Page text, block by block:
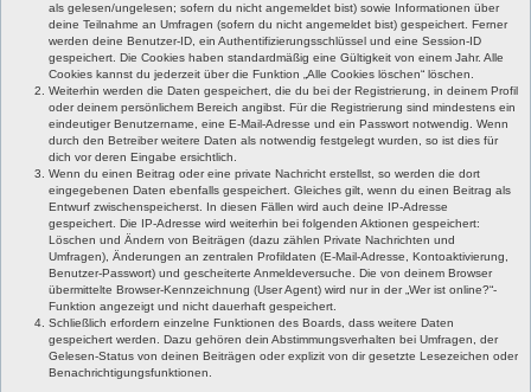
als gelesen/ungelesen; sofern du nicht angemeldet bist) sowie Informationen über
deine Teilnahme an Umfragen (sofern du nicht angemeldet bist) gespeichert. Ferner
werden deine Benutzer-ID, ein Authentifizierungsschlüssel und eine Session-ID
gespeichert. Die Cookies haben standardmäßig eine Gültigkeit von einem Jahr. Alle
Cookies kannst du jederzeit über die Funktion „Alle Cookies löschen“ löschen.
Weiterhin werden die Daten gespeichert, die du bei der Registrierung, in deinem Profil
oder deinem persönlichem Bereich angibst. Für die Registrierung sind mindestens ein
eindeutiger Benutzername, eine E-Mail-Adresse und ein Passwort notwendig. Wenn
durch den Betreiber weitere Daten als notwendig festgelegt wurden, so ist dies für
dich vor deren Eingabe ersichtlich.
Wenn du einen Beitrag oder eine private Nachricht erstellst, so werden die dort
eingegebenen Daten ebenfalls gespeichert. Gleiches gilt, wenn du einen Beitrag als
Entwurf zwischenspeicherst. In diesen Fällen wird auch deine IP-Adresse
gespeichert. Die IP-Adresse wird weiterhin bei folgenden Aktionen gespeichert:
Löschen und Ändern von Beiträgen (dazu zählen Private Nachrichten und
Umfragen), Änderungen an zentralen Profildaten (E-Mail-Adresse, Kontoaktivierung,
Benutzer-Passwort) und gescheiterte Anmeldeversuche. Die von deinem Browser
übermittelte Browser-Kennzeichnung (User Agent) wird nur in der „Wer ist online?“-
Funktion angezeigt und nicht dauerhaft gespeichert.
Schließlich erfordern einzelne Funktionen des Boards, dass weitere Daten
gespeichert werden. Dazu gehören dein Abstimmungsverhalten bei Umfragen, der
Gelesen-Status von deinen Beiträgen oder explizit von dir gesetzte Lesezeichen oder
Benachrichtigungsfunktionen.